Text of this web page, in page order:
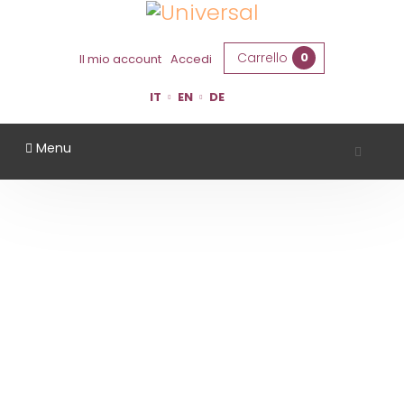
Il mio account Accedi Carrello 0
IT EN DE
Menu